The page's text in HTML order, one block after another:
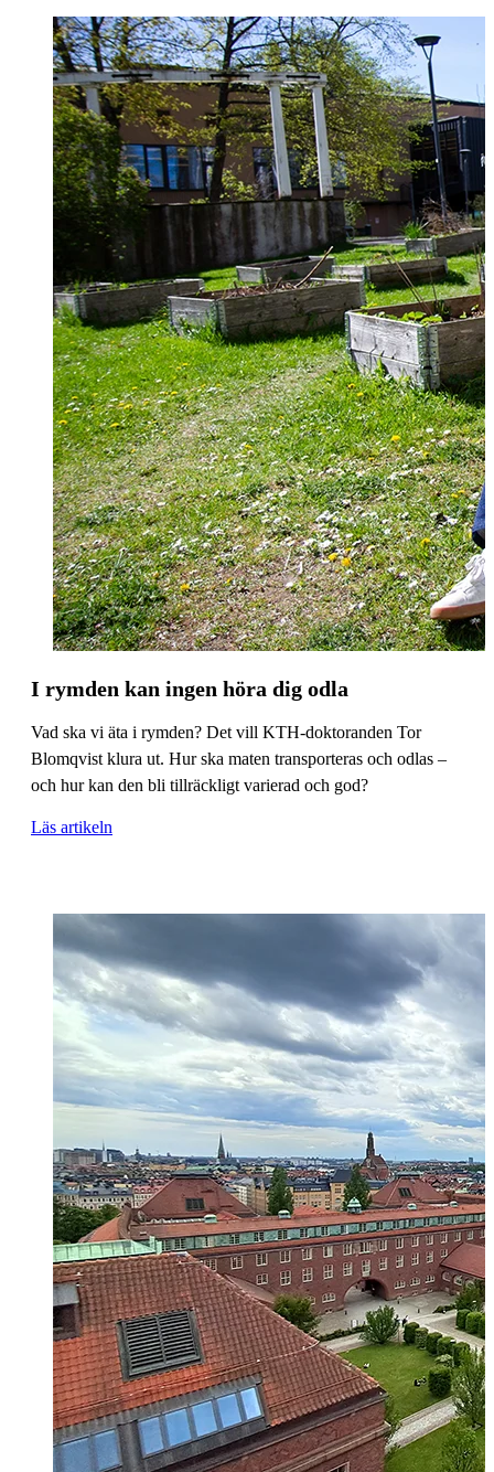
I rymden kan ingen höra dig odla
Vad ska vi äta i rymden? Det vill KTH-doktoranden Tor
Blomqvist klura ut. Hur ska maten transporteras och odlas –
och hur kan den bli tillräckligt varierad och god?
Läs artikeln